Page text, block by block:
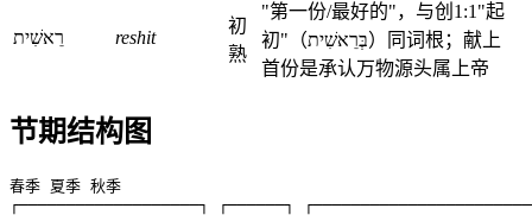
רֵאשִׁית reshit
初
熟
"第一份/最好的"，与创1:1"起
初"（בְּרֵאשִׁית）同词根；献上
首份是承认万物源头属上帝
节期结构图
春季 夏季 秋季
┌───────────────────┐ ┌──────┐